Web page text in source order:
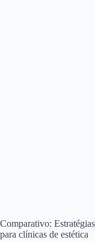
Comparativo:
para clínicas de estética